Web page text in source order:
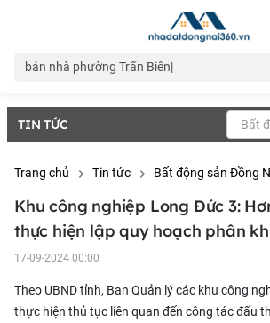
TIN TỨC
Trang chủ Tin tức Bất động sản Đồng
Khu công nghiệp Long Đức 3:
thực hiện lập quy hoạch phân
17-09-2024 00:00
Theo UBND tỉnh, Ban Quản lý các khu công
thực hiện thủ tục liên quan đến công tác đấu